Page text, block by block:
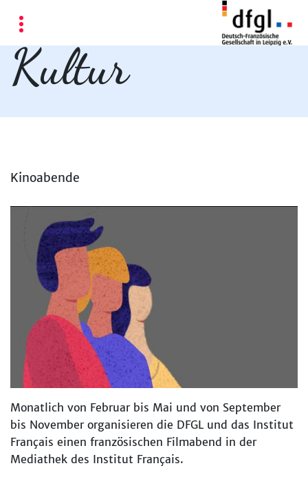
Kultur
Kinoabende
Monatlich von Februar bis Mai und von September
bis November organisieren die DFGL und das Institut
Français einen französischen Filmabend in der
Mediathek des Institut Français.